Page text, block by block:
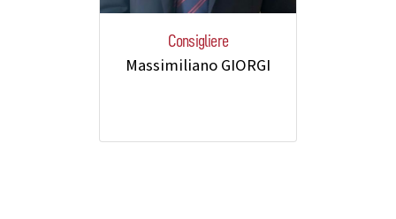
Consigliere
Massimiliano GIORGI